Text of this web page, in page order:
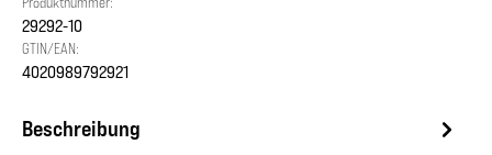
29292-10
GTIN/EAN:
4020989792921
Beschreibung